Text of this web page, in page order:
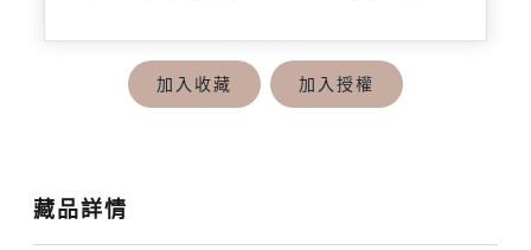
加入收藏 加入授權
藏品詳情